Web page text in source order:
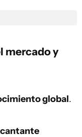
mercado y
global.